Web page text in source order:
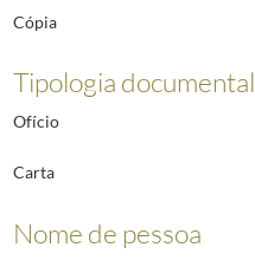
Cópia
Tipologia documental
Ofício
Carta
Nome de pessoa